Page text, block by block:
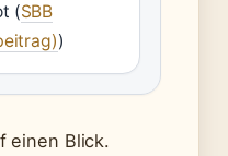
(SBB
)
einen Blick.